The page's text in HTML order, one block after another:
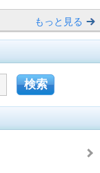
もっと見る